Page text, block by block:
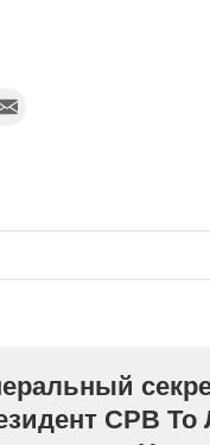
СРВ То